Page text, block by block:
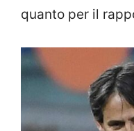
quanto per il